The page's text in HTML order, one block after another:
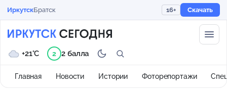
ИркутскБратск 16+ Скачать
Главная Новости Истории Фоторепортажи
+21°C 2 2 балла